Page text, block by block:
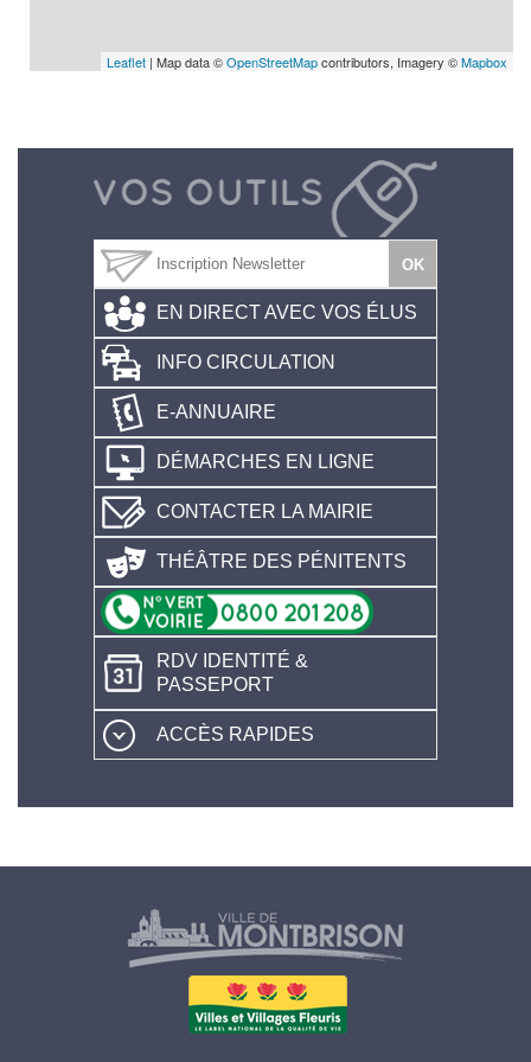
Leaflet | Map data ©OpenStreetMapcontributors, Imagery ©Mapbox
EN DIRECT AVEC VOS ÉLUS
INFO CIRCULATION
E-ANNUAIRE
DÉMARCHES EN LIGNE
CONTACTER LA MAIRIE
THÉÂTRE DES PÉNITENTS
RDV IDENTITÉ &
PASSEPORT
ACCÈS RAPIDES